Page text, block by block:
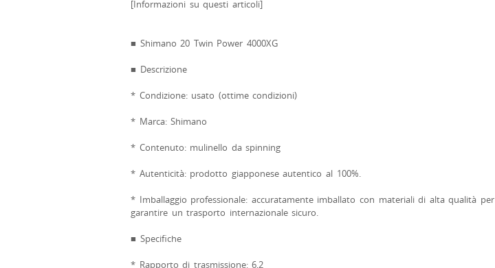
[Informazioni su questi articoli]
■ Shimano 20 Twin Power 4000XG
■ Descrizione
* Condizione: usato (ottime condizioni)
* Marca: Shimano
* Contenuto: mulinello da spinning
* Autenticità: prodotto giapponese autentico al 100%.
* Imballaggio professionale: accuratamente imballato con materiali di alta qualità per
garantire un trasporto internazionale sicuro.
■ Specifiche
* Rapporto di trasmissione: 6,2